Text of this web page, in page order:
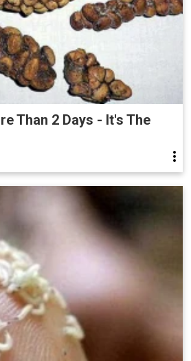
Than 2 Days - It's The